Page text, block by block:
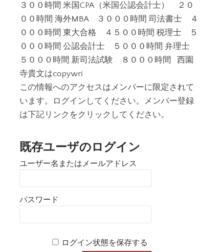
３００時間 米国CPA（米国公認会計士） ２０
００時間 海外MBA ３０００時間 司法書士 ４
０００時間 東大合格 ４５００時間 税理士 ５
０００時間 公認会計士 ５０００時間 弁理士
５０００時間 新司法試験 ８０００時間 西園
寺貴文はcopywri
この情報へのアクセスはメンバーに限定されて
います。ログインしてください。メンバー登録
は下記リンクをクリックしてください。
既存ユーザのログイン
ユーザー名またはメールアドレス
パスワード
ログイン状態を保存する